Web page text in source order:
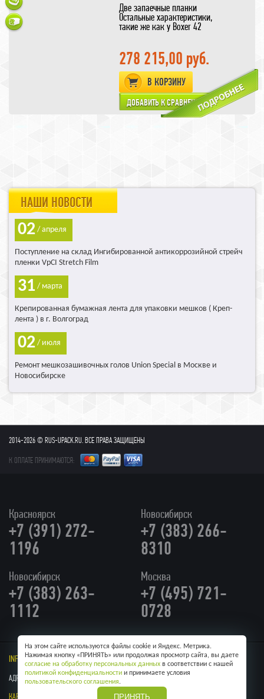
Две запаечные планки
Остальные характеристики,
такие же как у Boxer 42
278 215,00 руб.
В КОРЗИНУ
НАШИ НОВОСТИ
02 / апреля
Поступление на склад Ингибированной антикоррозийной стрейч
пленки VpCI Stretch Film
31 / марта
Крепированная бумажная лента для упаковки мешков ( Креп-
лента ) в г. Волгоград
02 / июля
Ремонт мешкозашивочных голов Union Special в Москве и
Новосибирске
2014-2026 © RUS-UPACK.RU. ВСЕ ПРАВА ЗАЩИЩЕНЫ
К ОПЛАТЕ ПРИНИМАЮТСЯ:
Красноярск
+7 (391) 272-
1196
Новосибирск
+7 (383) 266-
8310
Новосибирск
+7 (383) 263-
1112
Москва
+7 (495) 721-
0728
INFO@RUS-UPACK.RU/ Skype:RUS-UPACK
АДРЕС: Г. МОСКВА, УЛ КУЛАКОВА, 20
КАРТА САЙТА
ПРАЙС ЛИСТ
На этом сайте используются файлы cookie и Яндекс. Метрика.
Нажимая кнопку «ПРИНЯТЬ» или продолжая просмотр сайта, вы даете
согласие на обработку персональных данных в соответствии с нашей
политикой конфиденциальности и принимаете условия
пользовательского соглашения.
ПРИНЯТЬ